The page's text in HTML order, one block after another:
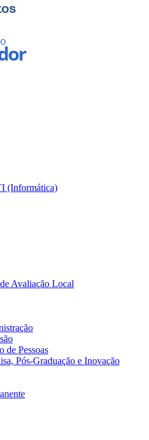
(Informática)
Avaliação Local
de Pessoas
Pós-Graduação e Inovação